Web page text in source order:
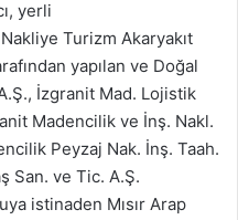
yerli
Turizm Akaryakıt
yapılan ve Doğal
İzgranit Mad. Lojistik
Madencilik ve İnş. Nakl.
Peyzaj Nak. İnş. Taah.
San. ve Tic. A.Ş.
istinaden Mısır Arap